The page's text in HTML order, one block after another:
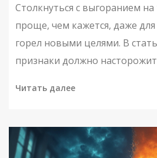
Столкнуться с выгоранием
проще, чем кажется, даже
горел новыми целями. В
признаки должно
спорту без чувства
чередовать нагрузку,
забывать об отдыхе.
Читать далее